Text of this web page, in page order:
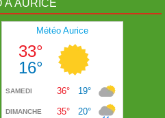
À AURICE